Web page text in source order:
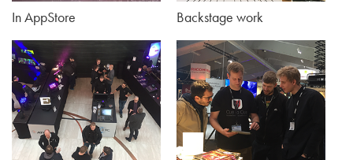
In AppStore Backstage work